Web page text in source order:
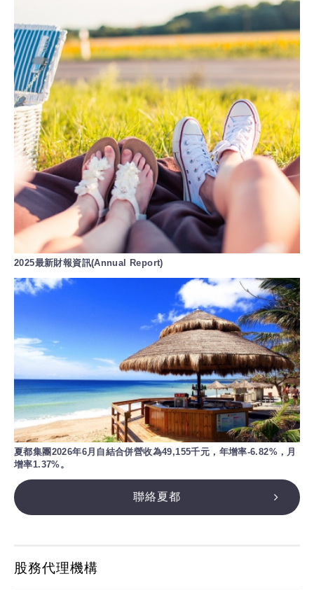
2025最新財報資訊(Annual Report)
夏都集團2026年6月自結合併營收為49,155千元，年增率-6.82%，月
增率1.37%。
聯絡夏都
股務代理機構